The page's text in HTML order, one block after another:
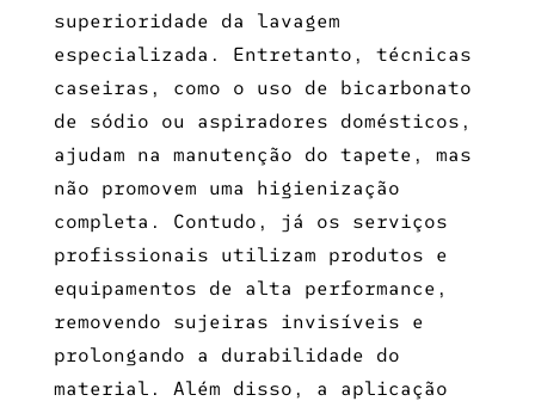
superioridade da lavagem
especializada. Entretanto, técnicas
caseiras, como o uso de bicarbonato
de sódio ou aspiradores domésticos,
ajudam na manutenção do tapete, mas
não promovem uma higienização
completa. Contudo, já os serviços
profissionais utilizam produtos e
equipamentos de alta performance,
removendo sujeiras invisíveis e
prolongando a durabilidade do
material. Além disso, a aplicação